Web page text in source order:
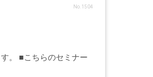
No.1504
。 ■こちらのセミナー